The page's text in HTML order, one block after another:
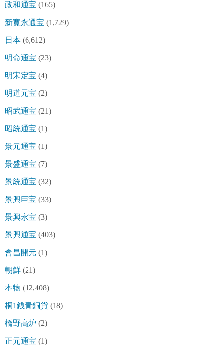
政和通宝 (165)
新寛永通宝 (1,729)
日本 (6,612)
明命通宝 (23)
明宋定宝 (4)
明道元宝 (2)
昭武通宝 (21)
昭統通宝 (1)
景元通宝 (1)
景盛通宝 (7)
景統通宝 (32)
景興巨宝 (33)
景興永宝 (3)
景興通宝 (403)
會昌開元 (1)
朝鮮 (21)
本物 (12,408)
桐1銭青銅貨 (18)
橋野高炉 (2)
正元通宝 (1)